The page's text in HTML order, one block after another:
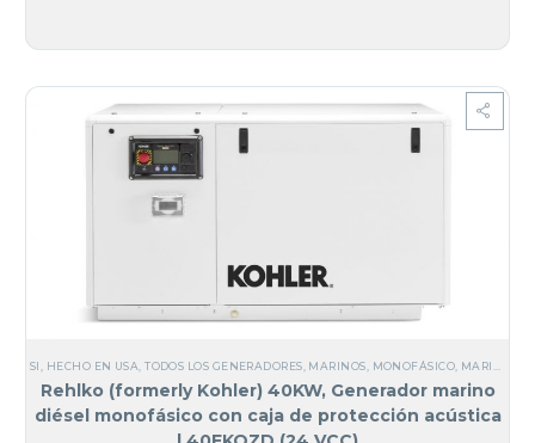
SI, HECHO EN USA ,TODOS LOS GENERADORES MARINOS MONOFÁSICO MARINOS
Rehlko (formerly Kohler) 40KW, Generador marino
diésel monofásico con caja de protección acústica